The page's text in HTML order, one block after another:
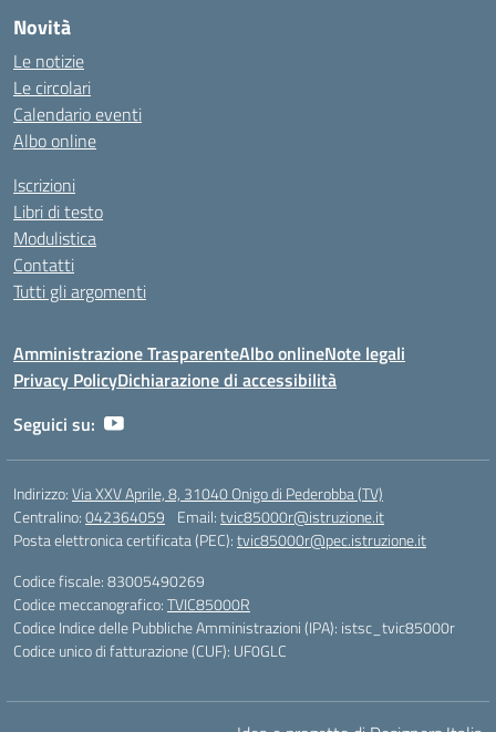
Novità
Le notizie
Le circolari
Calendario eventi
Albo online
Iscrizioni
Libri di testo
Modulistica
Contatti
Tutti gli argomenti
Amministrazione TrasparenteAlbo onlineNote legali
Privacy PolicyDichiarazione di accessibilità
Seguici su:
Indirizzo:Via XXV Aprile, 8, 31040 Onigo di Pederobba (TV)
Centralino:042364059 Email:tvic85000r@istruzione.it
Posta elettronica certificata (PEC):tvic85000r@pec.istruzione.it
Codice fiscale: 83005490269
Codice meccanografico:TVIC85000R
Codice Indice delle Pubbliche Amministrazioni (IPA): istsc_tvic85000r
Codice unico di fatturazione (CUF): UF0GLC